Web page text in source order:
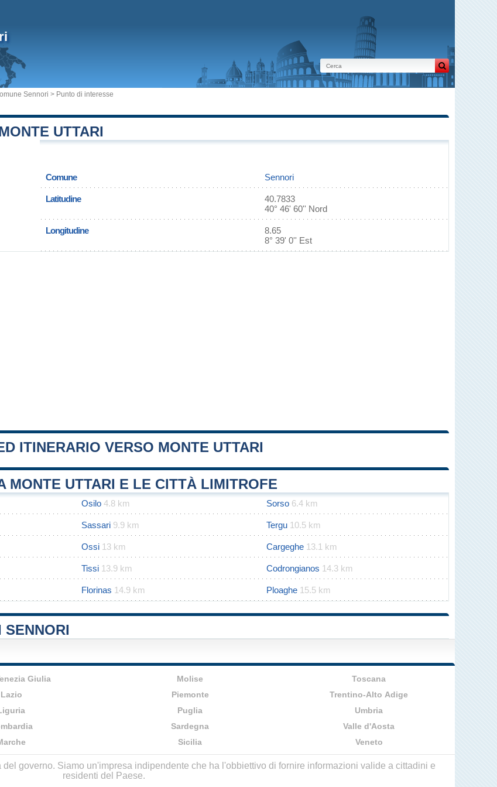
Sennori > Punto di interesse
UTTARI
Comune Sennori
Latitudine
40.7833
40° 46' 60'' Nord
Longitudine
8.65
8° 39' 0'' Est
ITINERARIO VERSO MONTE UTTARI
MONTE UTTARI E LE CITTÀ LIMITROFE
Osilo 4.8 km Sorso 6.4 km
Sassari 9.9 km Tergu 10.5 km
Ossi 13 km Cargeghe 13.1 km
Tissi 13.9 km Codrongianos 14.3 km
Florinas 14.9 km Ploaghe 15.5 km
SENNORI
Giulia
Lazio
Molise
Piemonte
Puglia
Sardegna
Sicilia
Toscana
Trentino-Alto Adige
Umbria
Valle d'Aosta
Veneto
del governo. Siamo un'impresa indipendente che ha l'obbiettivo di fornire informazioni valide a cittadini e
residenti del Paese.